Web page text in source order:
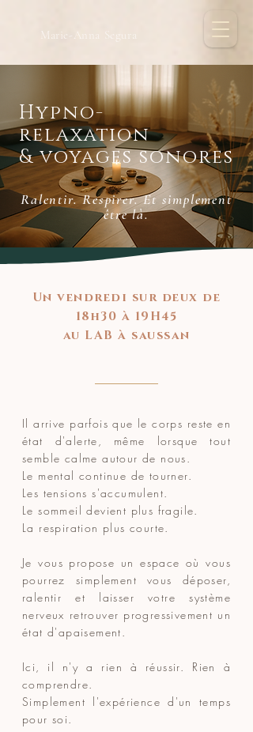
Marie-Anna Segura
Hypno-
relaxation
& voyages sonores
Ralentir. Respirer. Et simplement
être là.
Un vendredi sur deux de
18h30 à 19H45
au LAB à saussan
Il arrive parfois que le corps reste en
état d'alerte, même lorsque tout
semble calme autour de nous.
Le mental continue de tourner.
Les tensions s'accumulent.
Le sommeil devient plus fragile.
La respiration plus courte.
Je vous propose un espace où vous
pourrez simplement vous déposer,
ralentir et laisser votre système
nerveux retrouver progressivement un
état d'apaisement.
Ici, il n'y a rien à réussir. Rien à
comprendre.
Simplement l'expérience d'un temps
pour soi.